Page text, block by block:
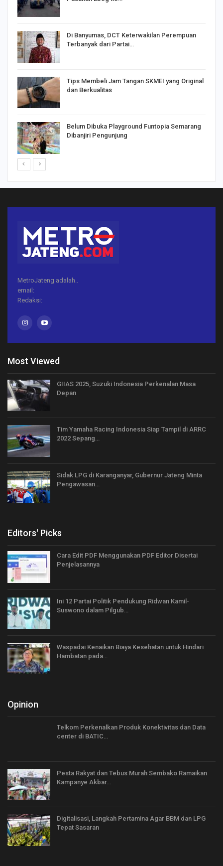
Di Banyumas, DCT Keterwakilan Perempuan
Terbanyak dari Partai…
Tips Membeli Jam Tangan SKMEI yang Original
dan Berkualitas
Belum Dibuka Playground Funtopia Semarang
Dibanjiri Pengunjung
MetroJateng adalah..
email:
Redaksi:
Most Viewed
GIIAS 2025, Suzuki Indonesia Perkenalan Masa
Depan
Tim Yamaha Racing Indonesia Siap Tampil di ARRC
2022 Sepang…
Sidak LPG di Karanganyar, Gubernur Jateng Minta
Pengawasan…
Editors' Picks
Cara Edit PDF Menggunakan PDF Editor Disertai
Penjelasannya
Ini 12 Partai Politik Pendukung Ridwan Kamil-
Suswono dalam Pilgub…
Waspadai Kenaikan Biaya Kesehatan untuk Hindari
Hambatan pada…
Opinion
Telkom Perkenalkan Produk Konektivitas dan Data
center di BATIC…
Pesta Rakyat dan Tebus Murah Sembako Ramaikan
Kampanye Akbar…
Digitalisasi, Langkah Pertamina Agar BBM dan LPG
Tepat Sasaran